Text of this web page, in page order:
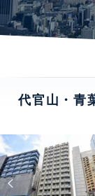
代官山・青